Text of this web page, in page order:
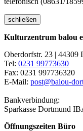
schließen
Kulturzentrum balou
Oberdorfstr. 23 | 44309
Tel: 0231 99773630
Fax: 0231 997736320
E-Mail: post@balou-
Bankverbindung:
Sparkasse Dortmund
Öffnungszeiten Büro